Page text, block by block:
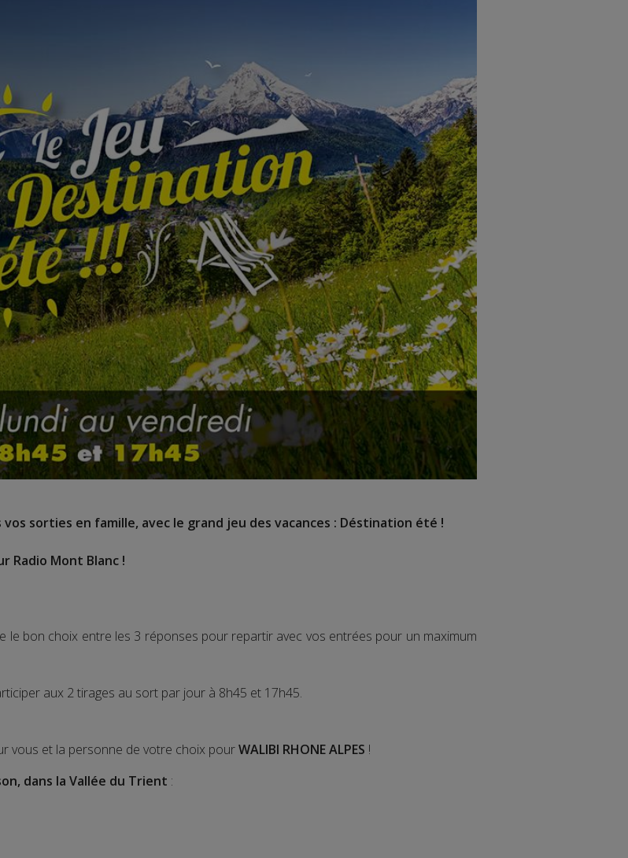
sorties en famille, avec le grand jeu des vacances : Déstination été !
Radio Mont Blanc !
le bon choix entre les 3 réponses pour repartir avec vos entrées pour un maximum
aux 2 tirages au sort par jour à 8h45 et 17h45.
vous et la personne de votre choix pourWALIBI RHONE ALPES !
dans la Vallée du Trient :